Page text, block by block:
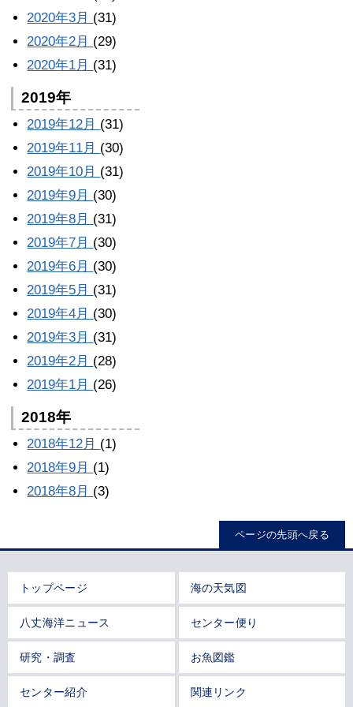
2020年3月 (31)
2020年2月 (29)
2020年1月 (31)
2019年
2019年12月 (31)
2019年11月 (30)
2019年10月 (31)
2019年9月 (30)
2019年8月 (31)
2019年7月 (30)
2019年6月 (30)
2019年5月 (31)
2019年4月 (30)
2019年3月 (31)
2019年2月 (28)
2019年1月 (26)
2018年
2018年12月 (1)
2018年9月 (1)
2018年8月 (3)
ページの先頭へ戻る
トップページ 海の天気図
八丈海洋ニュース センター便り
研究・調査 お魚図鑑
センター紹介 関連リンク